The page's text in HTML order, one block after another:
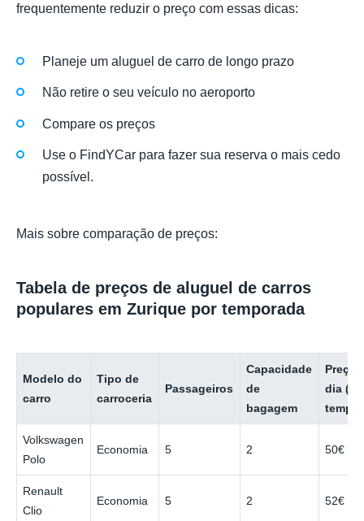
frequentemente reduzir o preço com essas dicas:
Planeje um aluguel de carro de longo prazo
Não retire o seu veículo no aeroporto
Compare os preços
Use o FindYCar para fazer sua reserva o mais cedo
possível.
Mais sobre comparação de preços:
Tabela de preços de aluguel de carros
populares em Zurique por temporada
Modelo do
carro
Tipo de
carroceria
Passageiros
Capacidade
de
bagagem
Preço
dia
Volkswagen
Polo
Economia 5 2 50€
Renault
Clio
Economia 5 2 52€